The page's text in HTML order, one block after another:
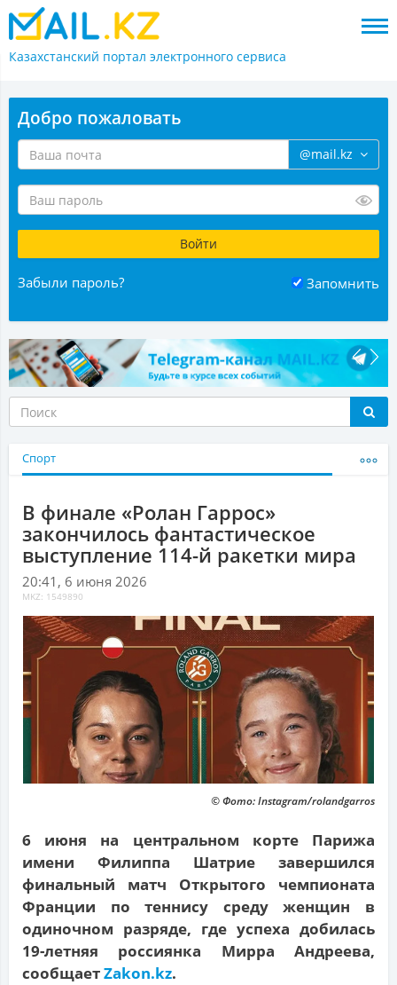
Казахстанский портал электронного сервиса
Добро пожаловать
@mail.kz
Забыли пароль? Запомнить
Спорт
В финале «Ролан Гаррос»
закончилось фантастическое
выступление 114-й ракетки мира
20:41, 6 июня 2026
MKZ: 1549890
© Фото: Instagram/rolandgarros
6 июня на центральном корте Парижа
имени Филиппа Шатрие завершился
финальный матч Открытого чемпионата
Франции по теннису среду женщин в
одиночном разряде, где успеха добилась
19-летняя россиянка Мирра Андреева,
сообщаетZakon.kz.